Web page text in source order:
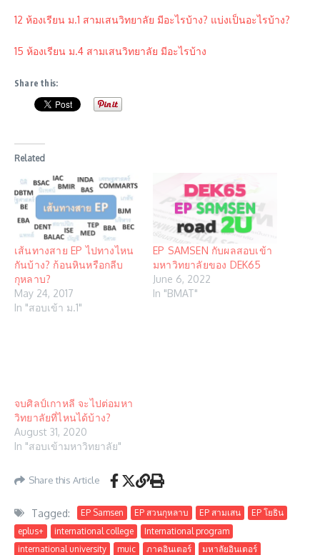
12 ห้องเรียน ม.1 สามเสนวิทยาลัย มีอะไรบ้าง? แบ่งเป็นอะไรบ้าง?
15 ห้องเรียน ม.4 สามเสนวิทยาลัย มีอะไรบ้าง
Share this:
Related
เส้นทางสาย EP ไปทางไหน
กันบ้าง? ก้อนหินหรือกลีบ
กุหลาบ?
May 24, 2017
In "สอบเข้า ม.1"
EP SAMSEN กับผลสอบเข้า
มหาวิทยาลัยของ DEK65
June 6, 2022
In "BMAT"
จบศิลป์เกาหลี จะไปต่อมหา
วิทยาลัยที่ไหนได้บ้าง?
August 31, 2020
In "สอบเข้ามหาวิทยาลัย"
Share this Article
Tagged: EP Samsen EP สวนกุหลาบ EP สามเสน
EP โยธิน
eplus+
international college
International program
international university
muic ภาคอินเตอร์
มหาลัยอินเตอร์